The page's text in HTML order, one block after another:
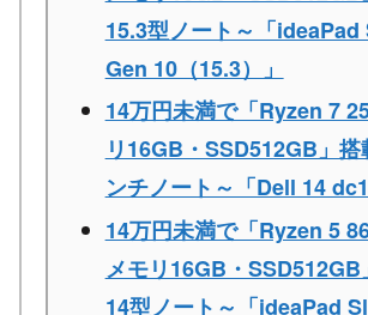
15.3型ノート～「
Gen 10（15.3）」
14万円未満で「Ryzen 7
リ16GB・SSD512GB」搭
ンチノート～「Dell 14
14万円未満で「Ryzen 5
メモリ16GB・SSD512GB
14型ノート～「ideaPad